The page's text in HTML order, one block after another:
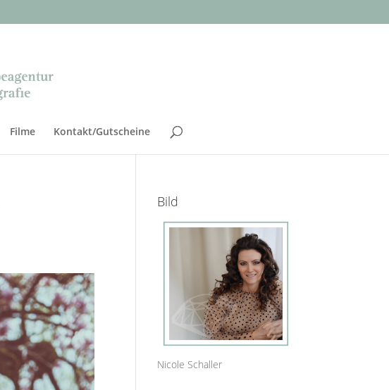
Filme Kontakt/Gutscheine
Bild
Nicole Schaller